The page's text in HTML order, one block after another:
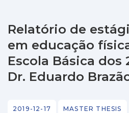
Statistics
Relatório de
em educação
Escola Básica dos
Dr. Eduardo
2019-12-17 MASTER THESIS